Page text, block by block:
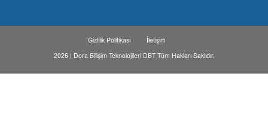
Gizlilik Politikası
İletişim
2026 | Dora Bilişim Teknolojileri DBT Tüm Hakları Saklıdır.